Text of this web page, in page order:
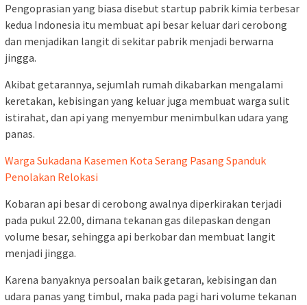
Pengoprasian yang biasa disebut startup pabrik kimia terbesar
kedua Indonesia itu membuat api besar keluar dari cerobong
dan menjadikan langit di sekitar pabrik menjadi berwarna
jingga.
Akibat getarannya, sejumlah rumah dikabarkan mengalami
keretakan, kebisingan yang keluar juga membuat warga sulit
istirahat, dan api yang menyembur menimbulkan udara yang
panas.
Warga Sukadana Kasemen Kota Serang Pasang Spanduk
Penolakan Relokasi
Kobaran api besar di cerobong awalnya diperkirakan terjadi
pada pukul 22.00, dimana tekanan gas dilepaskan dengan
volume besar, sehingga api berkobar dan membuat langit
menjadi jingga.
Karena banyaknya persoalan baik getaran, kebisingan dan
udara panas yang timbul, maka pada pagi hari volume tekanan